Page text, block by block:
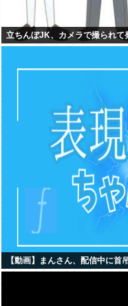
立ちんぼJK、カメラで撮られて
【動画】まんさん、配信中に首